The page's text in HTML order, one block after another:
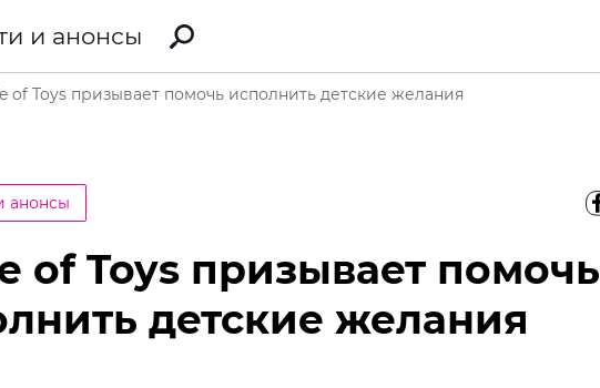
и анонсы
of Toys призывает помочь исполнить детские желания
анонсы
of Toys призывает помочь
детские желания